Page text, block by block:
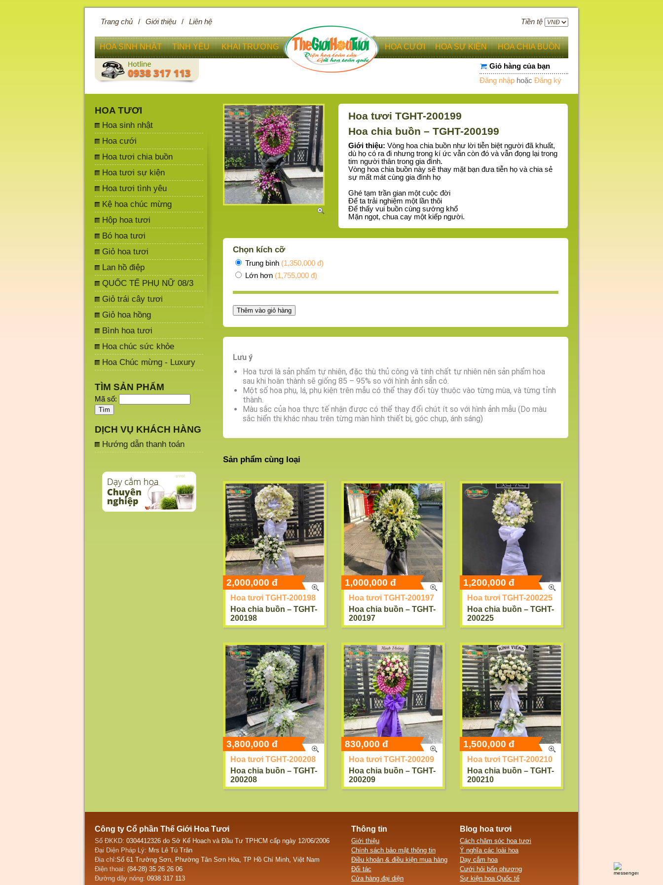
Tiền tệ
Trang chủ / Giới thiệu / Liên hệ
HOA SINH NHẬT TÌNH YÊU KHAI TRƯƠNG HOA CƯỚI HOA SỰ KIỆN HOA CHIA BUỒN
Giỏ hàng của bạn
Đăng nhập hoặc Đăng ký
Hoa tươi TGHT-200199
Hoa chia buồn – TGHT-200199
Giới thiệu: Vòng hoa chia buồn như lời tiễn biệt người đã khuất,
dù họ có ra đi nhưng trong kí ức vẫn còn đó và vẫn đọng lại trong
tim người thân trong gia đình.
Vòng hoa chia buồn này sẽ thay mặt bạn đưa tiễn họ và chia sẻ
sự mất mát cùng gia đình họ
Ghé tạm trần gian một cuộc đời
Để ta trải nghiệm một lần thôi
Để thấy vui buồn cùng sướng khổ
Mặn ngọt, chua cay một kiếp người.
Chọn kích cỡ
Trung bình (1,350,000 đ)
Lớn hơn (1,755,000 đ)
Thêm vào giỏ hàng
Lưu ý
Hoa tươi là sản phẩm tự nhiên, đặc thù thủ công và tính chất tự nhiên nên sản phẩm hoa
sau khi hoàn thành sẽ giống 85 – 95% so với hình ảnh sẵn có.
Một số hoa phụ, lá, phụ kiện trên mẫu có thể thay đổi tùy thuộc vào từng mùa, và từng tỉnh
thành.
Màu sắc của hoa thực tế nhận được có thể thay đổi chút ít so với hình ảnh mẫu (Do màu
sắc hiển thị khác nhau trên từng màn hình thiết bị, góc chụp, ánh sáng)
Sản phẩm cùng loại
Hoa tươi TGHT-200198
Hoa chia buồn – TGHT-
200198
2,000,000 đ
Hoa tươi TGHT-200197
Hoa chia buồn – TGHT-
200197
1,000,000 đ
Hoa tươi TGHT-200225
Hoa chia buồn – TGHT-
200225
1,200,000 đ
Hoa tươi TGHT-200208
Hoa chia buồn – TGHT-
200208
3,800,000 đ
Hoa tươi TGHT-200209
Hoa chia buồn – TGHT-
200209
830,000 đ
Hoa tươi TGHT-200210
Hoa chia buồn – TGHT-
200210
1,500,000 đ
HOA TƯƠI
Hoa sinh nhật
Hoa cưới
Hoa tươi chia buồn
Hoa tươi sự kiện
Hoa tươi tình yêu
Kệ hoa chúc mừng
Hộp hoa tươi
Bó hoa tươi
Giỏ hoa tươi
Lan hồ điệp
QUỐC TẾ PHỤ NỮ 08/3
Giỏ trái cây tươi
Giỏ hoa hồng
Bình hoa tươi
Hoa chúc sức khỏe
Hoa Chúc mừng - Luxury
TÌM SẢN PHẨM
Mã số:
DỊCH VỤ KHÁCH HÀNG
Hướng dẫn thanh toán
Công ty Cổ phần Thế Giới Hoa Tươi
Số ĐKKD: 0304412326 do Sở Kế Hoạch và Đầu Tư TPHCM cấp ngày 12/06/2006
Đại Diện Pháp Lý: Mrs Lê Tú Trân
Địa chỉ:Số 61 Trường Sơn, Phường Tân Sơn Hòa, TP Hồ Chí Minh, Việt Nam
Điện thoại: (84-28) 35 26 26 06
Đường dây nóng: 0938 317 113
Thông tin
Giới thiệu
Chính sách bảo mật thông tin
Điều khoản & điều kiện mua hàng
Đối tác
Cửa hàng đại diện
Blog hoa tươi
Cách chăm sóc hoa tươi
Ý nghĩa các loài hoa
Dạy cắm hoa
Cưới hỏi bốn phương
Sự kiện hoa Quốc tế